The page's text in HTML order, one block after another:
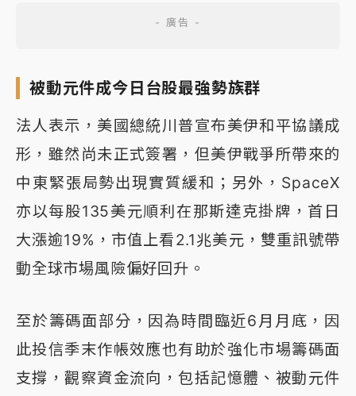
被動元件成今日台股最強勢族群
法人表示，美國總統川普宣布美伊和平協議成
形，雖然尚未正式簽署，但美伊戰爭所帶來的
中東緊張局勢出現實質緩和；另外，SpaceX
亦以每股135美元順利在那斯達克掛牌，首日
大漲逾19%，市值上看2.1兆美元，雙重訊號帶
動全球市場風險偏好回升。
至於籌碼面部分，因為時間臨近6月月底，因
此投信季末作帳效應也有助於強化市場籌碼面
支撐，觀察資金流向，包括記憶體、被動元件